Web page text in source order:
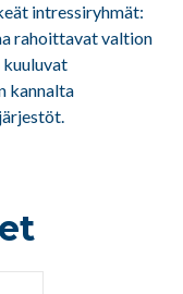
intressiryhmät:
rahoittavat valtion
kannalta